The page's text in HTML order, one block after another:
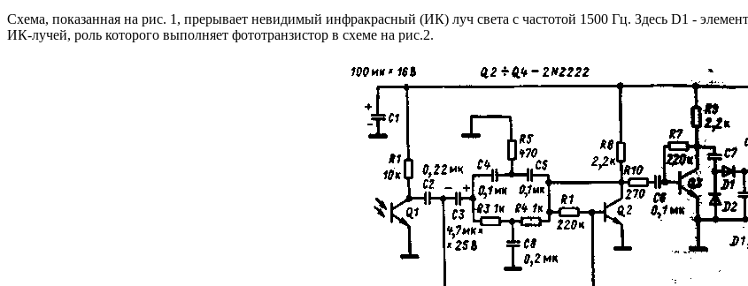
Схема, показанная на рис. 1, прерывает невидимый инфракрасный (ИК) луч света с частотой 1500 Гц. Здесь D1 -
ИК-лучей, роль которого выполняет фототранзистор в схеме на рис.2.